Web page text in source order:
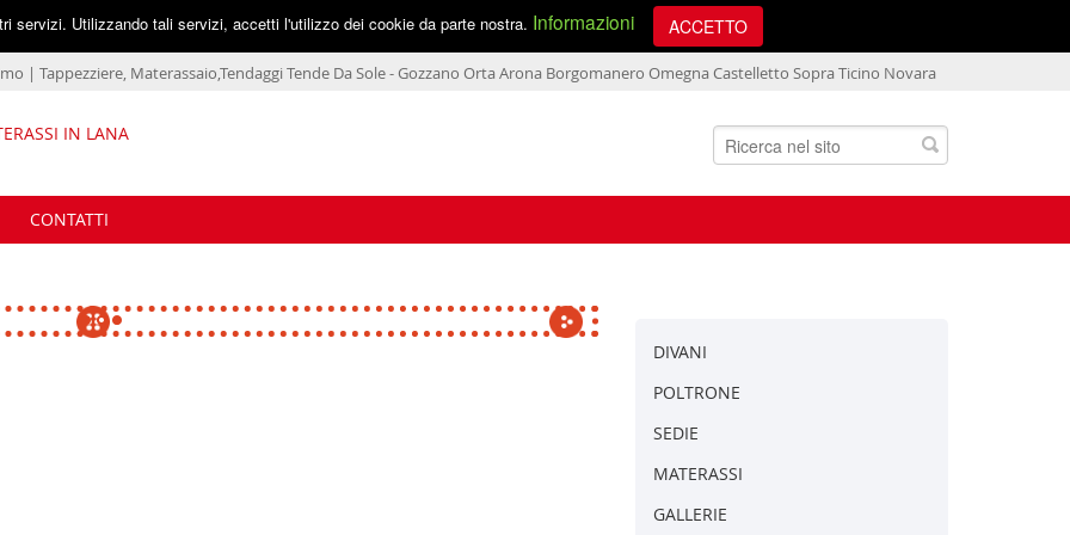
servizi. Utilizzando tali servizi, accetti l'utilizzo dei cookie da parte nostra. Informazioni
| Tappezziere, Materassaio,Tendaggi Tende Da Sole - Gozzano Orta Arona Borgomanero Omegna Castelletto Sopra Ticino Novara
IN LANA
CONTATTI
DIVANI
POLTRONE
SEDIE
MATERASSI
GALLERIE